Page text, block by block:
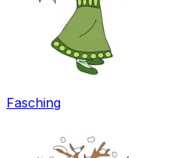
Fasching